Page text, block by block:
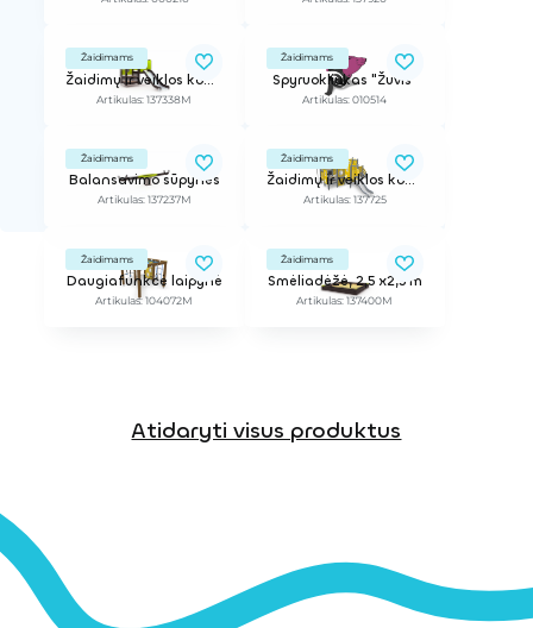
Žaidimams
Žaidimų ir veiklos kompleksas
Artikulas: 137338M
Žaidimams
Spyruokliukas "Žuvis"
Artikulas: 010514
Žaidimams
Balansavimo sūpynės
Artikulas: 137237M
Žaidimams
Žaidimų ir veiklos kompleksas
Artikulas: 137725
Žaidimams
Daugiafunkcė laipynė
Artikulas: 104072M
Žaidimams
Smėliadėžė, 2,5 x2,5 m
Artikulas: 137400M
Atidaryti visus produktus